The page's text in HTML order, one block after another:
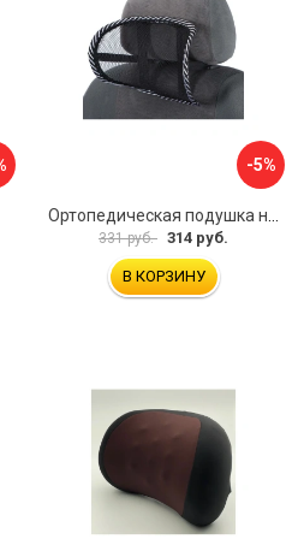
-5%
Ортопедическая подушка на подголовник TORSO 5155968
331 руб. 314 руб.
В КОРЗИНУ